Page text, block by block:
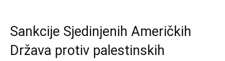
Sankcije Sjedinjenih Američkih
Država protiv palestinskih